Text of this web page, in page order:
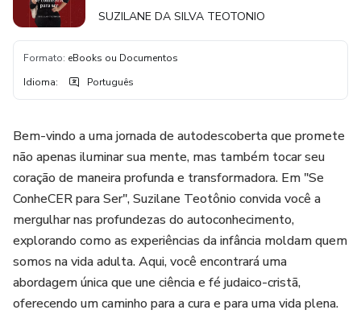
SUZILANE DA SILVA TEOTONIO
Formato: eBooks ou Documentos
Idioma: Português
Bem-vindo a uma jornada de autodescoberta que promete
não apenas iluminar sua mente, mas também tocar seu
coração de maneira profunda e transformadora. Em "Se
ConheCER para Ser", Suzilane Teotônio convida você a
mergulhar nas profundezas do autoconhecimento,
explorando como as experiências da infância moldam quem
somos na vida adulta. Aqui, você encontrará uma
abordagem única que une ciência e fé judaico-cristã,
oferecendo um caminho para a cura e para uma vida plena.